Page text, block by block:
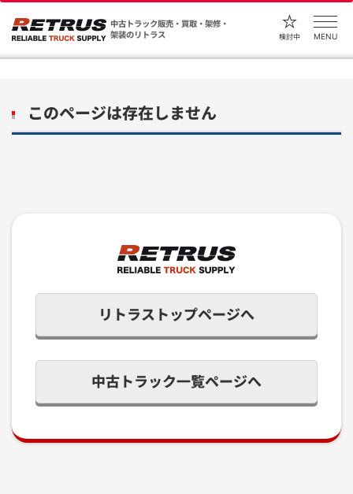
中古トラック販売・買取・架修・
架装のリトラス
検討中 MENU
このページは存在しません
リトラストップページへ
中古トラック一覧ページへ